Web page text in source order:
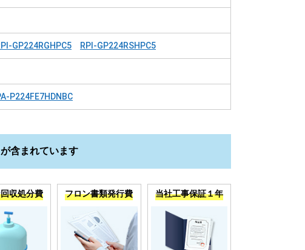
GP224RGHPC5 RPI-GP224RSHPC5
P224FE7HDNBC
含まれています
収処分費 フロン書類発行費 当社工事保証１年